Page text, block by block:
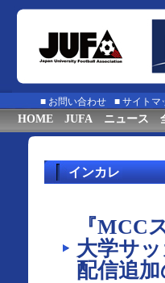
■ お問い合わせ ■ サイトマ
HOME JUFA ニュース
インカレ
『MCC
大学サ
配信追